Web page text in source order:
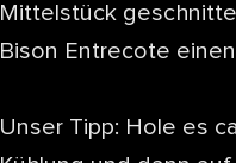
Mittelstück
Bison Entrecote
Unser Tipp: Hole es